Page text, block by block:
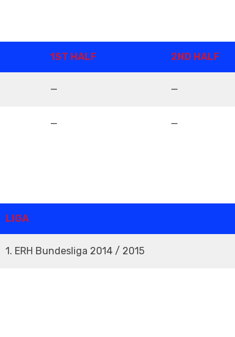
1ST HALF 2ND HALF
— —
— —
LIGA
1. ERH Bundesliga 2014 / 2015